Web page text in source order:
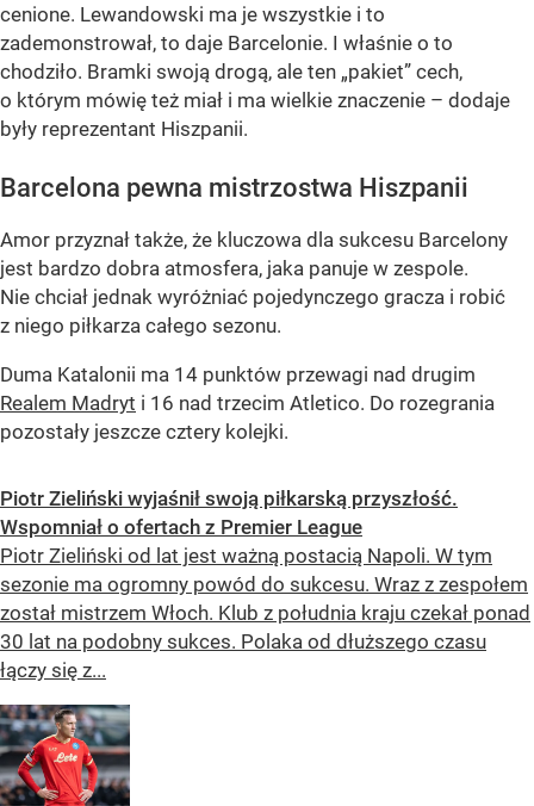
cenione. Lewandowski ma je wszystkie i to
zademonstrował, to daje Barcelonie. I właśnie o to
chodziło. Bramki swoją drogą, ale ten „pakiet” cech,
o którym mówię też miał i ma wielkie znaczenie – dodaje
były reprezentant Hiszpanii.
Barcelona pewna mistrzostwa Hiszpanii
Amor przyznał także, że kluczowa dla sukcesu Barcelony
jest bardzo dobra atmosfera, jaka panuje w zespole.
Nie chciał jednak wyróżniać pojedynczego gracza i robić
z niego piłkarza całego sezonu.
Duma Katalonii ma 14 punktów przewagi nad drugim
Realem Madryt i 16 nad trzecim Atletico. Do rozegrania
pozostały jeszcze cztery kolejki.
Piotr Zieliński wyjaśnił swoją piłkarską przyszłość.
Wspomniał o ofertach z Premier League
Piotr Zieliński od lat jest ważną postacią Napoli. W tym
sezonie ma ogromny powód do sukcesu. Wraz z zespołem
został mistrzem Włoch. Klub z południa kraju czekał ponad
30 lat na podobny sukces. Polaka od dłuższego czasu
łączy się z...